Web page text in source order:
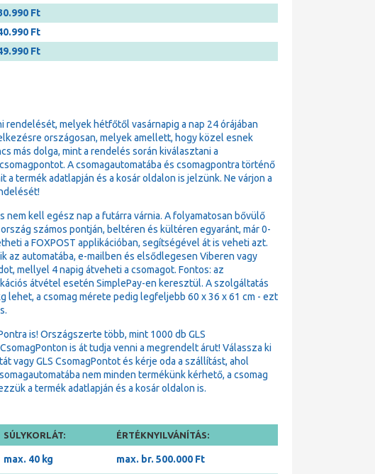
Ft
Ft
Ft
rendelését, melyek hétfőtől vasárnapig a nap 24 órájában
országosan, melyek amellett, hogy közel esnek
más dolga, mint a rendelés során kiválasztani a
A csomagautomatába és csomagpontra történő
termék adatlapján és a kosár oldalon is jelzünk. Ne várjon a
nem kell egész nap a futárra várnia. A folyamatosan bővülő
számos pontján, beltéren és kültéren egyaránt, már 0-
a FOXPOST applikációban, segítségével át is veheti azt.
az automatába, e-mailben és elsődlegesen Viberen vagy
mellyel 4 napig átveheti a csomagot. Fontos: az
átvétel esetén SimplePay-en keresztül. A szolgáltatás
lehet, a csomag mérete pedig legfeljebb 60 x 36 x 61 cm - ezt
is! Országszerte több, mint 1000 db GLS
is át tudja venni a megrendelt árut! Válassza ki
vagy GLS CsomagPontot és kérje oda a szállítást, ahol
nem minden termékünk kérhető, a csomag
a termék adatlapján és a kosár oldalon is.
SÚLYKORLÁT: ÉRTÉKNYILVÁNÍTÁS:
max. 40 kg max. br. 500.000 Ft